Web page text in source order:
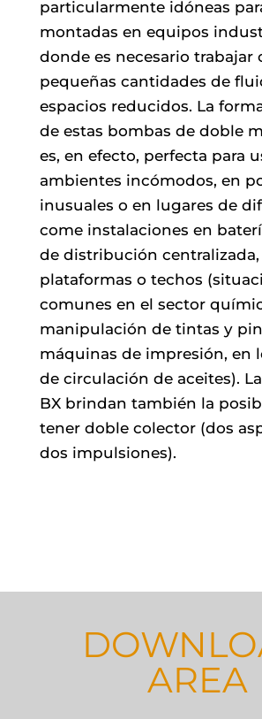
particularmente idóneas
montadas en equipos
donde es necesario trabajar
pequeñas cantidades de
espacios reducidos. La
de estas bombas de doble
es, en efecto, perfecta para
ambientes incómodos, en
inusuales o en lugares de
come instalaciones en
de distribución centralizada,
plataformas o techos
comunes en el sector
manipulación de tintas y
máquinas de impresión, en
de circulación de aceites).
BX brindan también la
tener doble colector (dos
dos impulsiones).
AREA